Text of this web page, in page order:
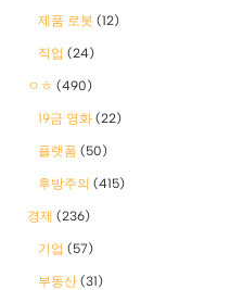
제품 로봇 (12)
직업 (24)
ㅇㅎ (490)
19금 영화 (22)
플랫폼 (50)
후방주의 (415)
경제 (236)
기업 (57)
부동산 (31)